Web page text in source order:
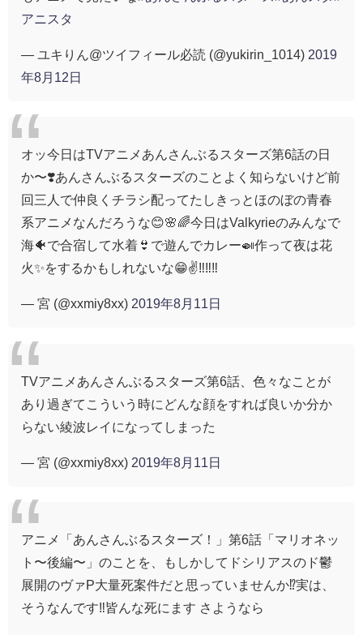
アニスタ
— ユキりん@ツイフィール必読 (@yukirin_1014) 2019
年8月12日
オッ今日はTVアニメあんさんぶるスターズ第6話の日
か〜❣️あんさんぶるスターズのことよく知らないけど前
回三人で仲良くチラシ配ってたしきっとほのぼの青春
系アニメなんだろうな😊🌸🌈今日はValkyrieのみんなで
海🐠で合宿して水着👙で遊んでカレー🍛作って夜は花
火✨をするかもしれないな😁✌️‼️‼️‼️
— 宮 (@xxmiy8xx) 2019年8月11日
TVアニメあんさんぶるスターズ第6話、色々なことが
あり過ぎてこういう時にどんな顔をすれば良いか分か
らない綾波レイになってしまった
— 宮 (@xxmiy8xx) 2019年8月11日
アニメ「あんさんぶるスターズ！」第6話「マリオネッ
ト〜後編〜」のことを、もしかしてドシリアスのド鬱
展開のヴァP大量死案件だと思っていませんか⁉️実は、
そうなんです‼️皆んな死にます さようなら